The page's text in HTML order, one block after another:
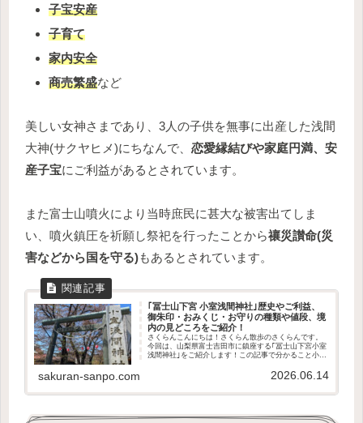
子宝安産
子育て
家内安全
商売繁盛など
美しい女神さまであり、3人の子供を無事に出産した浅間
大神(サクヤヒメ)にちなんで、 恋愛縁結びや家庭円満、安
産子宝にご利益があるとされています。
また富士山噴火により当時庶民に甚大な被害出てしま
い、噴火鎮圧を祈願し祭祀を行ったことから禳災讃命(災
害などから国を守る)もあるとされています。
｢冨士山下宮 小室浅間神社｣歴史やご利益、
御朱印・おみくじ・お守りの種類や値段、境
内の見どころをご紹介！
さくらんこんにちは！さくらん散歩のさくらんです。
今回は、山梨県富士吉田市に鎮座する｢冨士山下宮小室
浅間神社｣をご紹介します！この記事で分かること小室
品の種類や値段境内の見どころアクセス方法や駐...
sakuran-sanpo.com 2026.06.14